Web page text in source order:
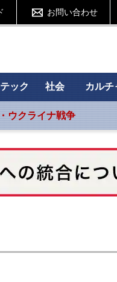
お問い合わせ
テック 社会 カルチ
ウクライナ戦争